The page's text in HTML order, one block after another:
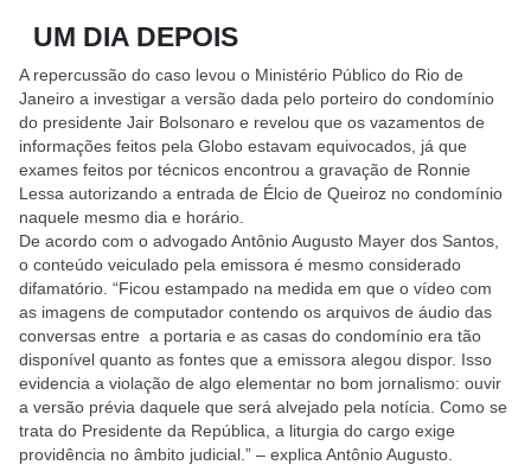
UM DIA DEPOIS
A repercussão do caso levou o Ministério Público do Rio de
Janeiro a investigar a versão dada pelo porteiro do condomínio
do presidente Jair Bolsonaro e revelou que os vazamentos de
informações feitos pela Globo estavam equivocados, já que
exames feitos por técnicos encontrou a gravação de Ronnie
Lessa autorizando a entrada de Élcio de Queiroz no condomínio
naquele mesmo dia e horário.
De acordo com o advogado Antônio Augusto Mayer dos Santos,
o conteúdo veiculado pela emissora é mesmo considerado
difamatório. “Ficou estampado na medida em que o vídeo com
as imagens de computador contendo os arquivos de áudio das
conversas entre a portaria e as casas do condomínio era tão
disponível quanto as fontes que a emissora alegou dispor. Isso
evidencia a violação de algo elementar no bom jornalismo: ouvir
a versão prévia daquele que será alvejado pela notícia. Como se
trata do Presidente da República, a liturgia do cargo exige
providência no âmbito judicial.” – explica Antônio Augusto.